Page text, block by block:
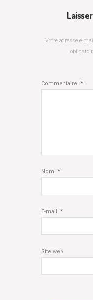
Votre adresse e-
Commentaire *
Nom *
E-mail *
Site web